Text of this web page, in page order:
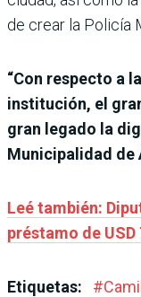
de crear la Policía
“Con respecto a
institución, el
gran legado la
Municipalidad de
Leé también:
préstamo de
Etiquetas: #